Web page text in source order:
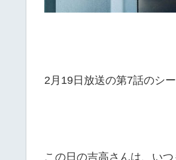
2月19日放送の第7話のシ
この日の吉高さんは、い